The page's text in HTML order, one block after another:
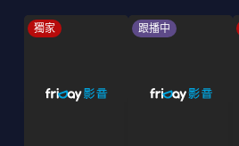
獨家 跟播中